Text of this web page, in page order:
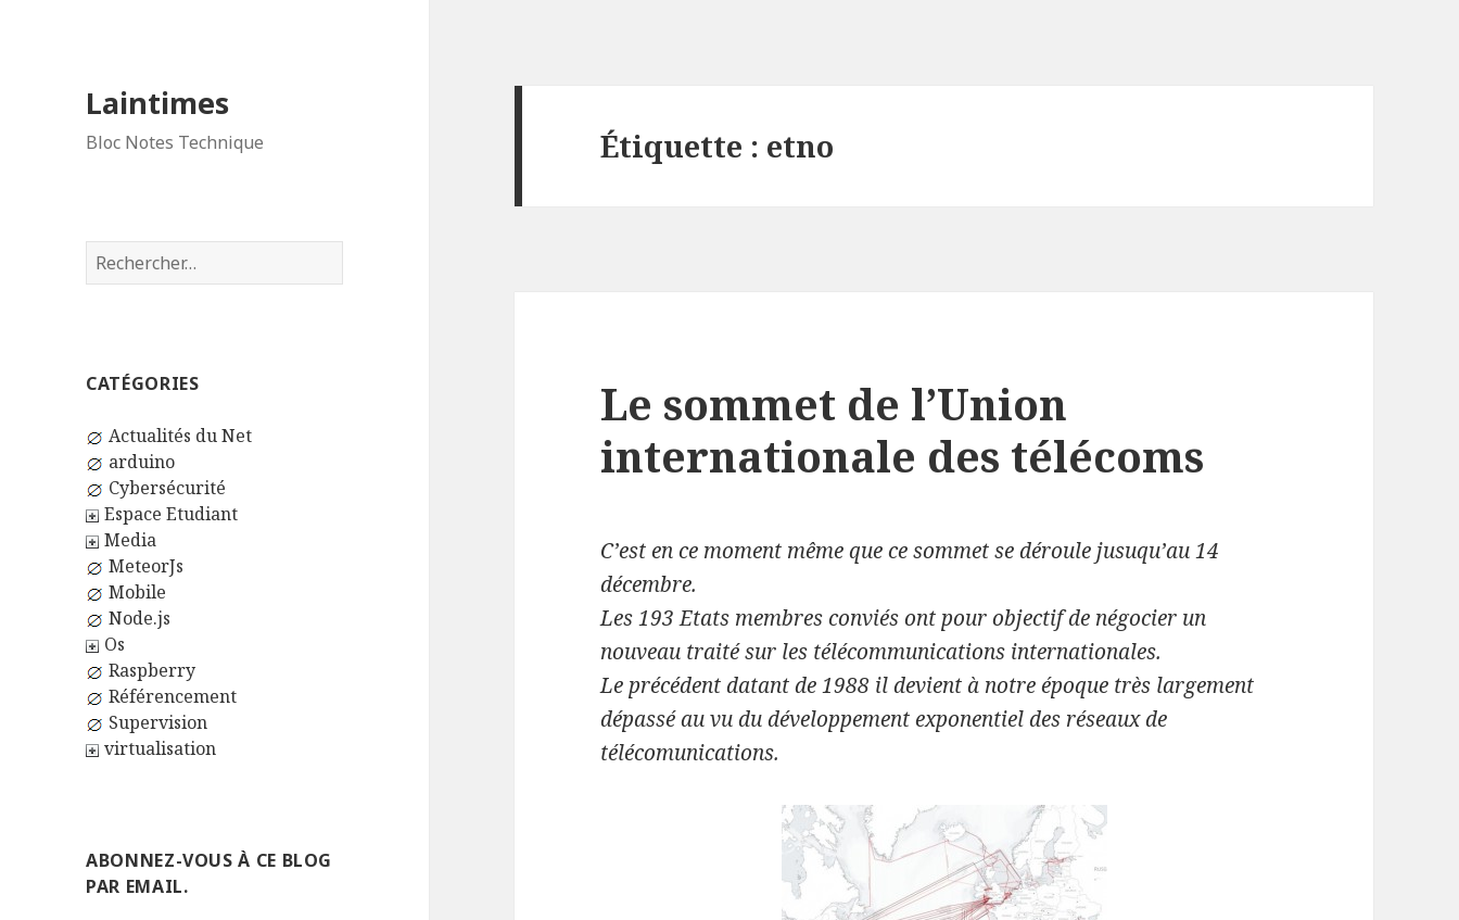
Laintimes
Bloc Notes Technique
Rechercher :
CATÉGORIES
Actualités du Net
arduino
Cybersécurité
Espace Etudiant
Media
MeteorJs
Mobile
Node.js
Os
Raspberry
Référencement
Supervision
virtualisation
ABONNEZ-VOUS À CE BLOG
PAR EMAIL.
Étiquette : etno
Le sommet de l’Union
internationale des télécoms
C’est en ce moment même que ce sommet se déroule jusuqu’au 14
décembre.
Les 193 Etats membres conviés ont pour objectif de négocier un
nouveau traité sur les télécommunications internationales.
Le précédent datant de 1988 il devient à notre époque très largement
dépassé au vu du développement exponentiel des réseaux de
télécomunications.